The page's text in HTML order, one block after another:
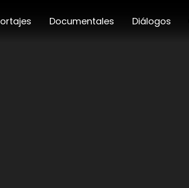
Documentales Diálogos